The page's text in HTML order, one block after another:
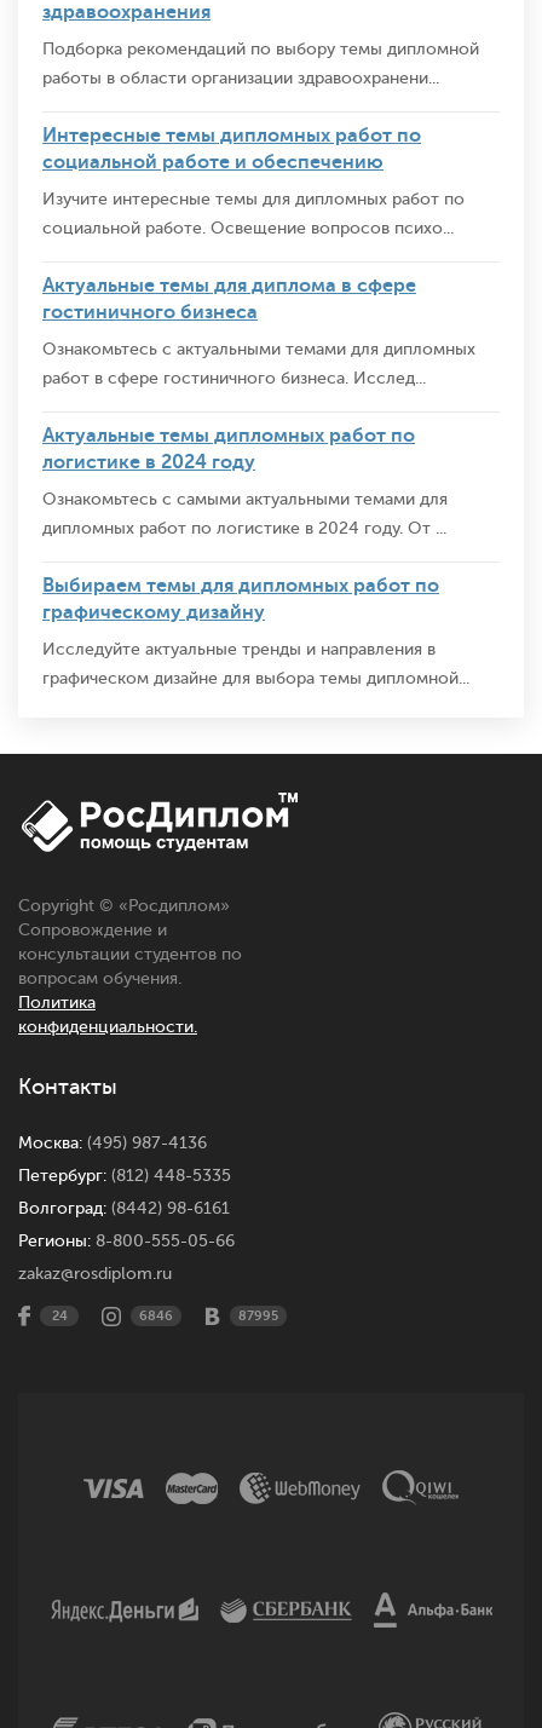
здравоохранения
Подборка рекомендаций по выбору темы дипломной
работы в области организации здравоохранени...
Интересные темы дипломных работ по
социальной работе и обеспечению
Изучите интересные темы для дипломных работ по
социальной работе. Освещение вопросов психо...
Актуальные темы для диплома в сфере
гостиничного бизнеса
Ознакомьтесь с актуальными темами для дипломных
работ в сфере гостиничного бизнеса. Исслед...
Актуальные темы дипломных работ по
логистике в 2024 году
Ознакомьтесь с самыми актуальными темами для
дипломных работ по логистике в 2024 году. От ...
Выбираем темы для дипломных работ по
графическому дизайну
Исследуйте актуальные тренды и направления в
графическом дизайне для выбора темы дипломной...
Copyright © « Росдиплом»
Сопровождение и
консультации студентов по
вопросам обучения.
Политика
конфиденциальности.
Контакты
Москва: (495) 987-4136
Петербург: (812) 448-5335
Волгоград: (8442) 98-6161
Регионы: 8-800-555-05-66
zakaz@rosdiplom.ru
24 6846 87995